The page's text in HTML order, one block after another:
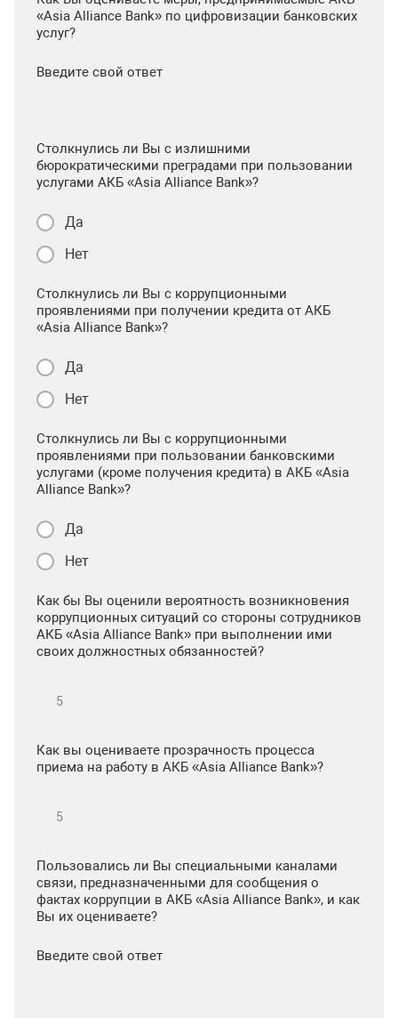
«Asia Alliance Bank» по цифровизации банковских
услуг?
Введите свой ответ
Столкнулись ли Вы с излишними
бюрократическими преградами при пользовании
услугами АКБ «Asia Alliance Bank»?
Да
Нет
Столкнулись ли Вы с коррупционными
проявлениями при получении кредита от АКБ
«Asia Alliance Bank»?
Да
Нет
Столкнулись ли Вы с коррупционными
проявлениями при пользовании банковскими
услугами (кроме получения кредита) в АКБ «Asia
Alliance Bank»?
Да
Нет
Как бы Вы оценили вероятность возникновения
коррупционных ситуаций со стороны сотрудников
АКБ «Asia Alliance Bank» при выполнении ими
своих должностных обязанностей?
Как вы оцениваете прозрачность процесса
приема на работу в АКБ «Asia Alliance Bank»?
Пользовались ли Вы специальными каналами
связи, предназначенными для сообщения о
фактах коррупции в АКБ «Asia Alliance Bank», и как
Вы их оцениваете?
Введите свой ответ